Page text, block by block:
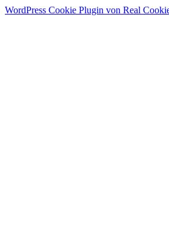
WordPress Cookie Plugin von Real